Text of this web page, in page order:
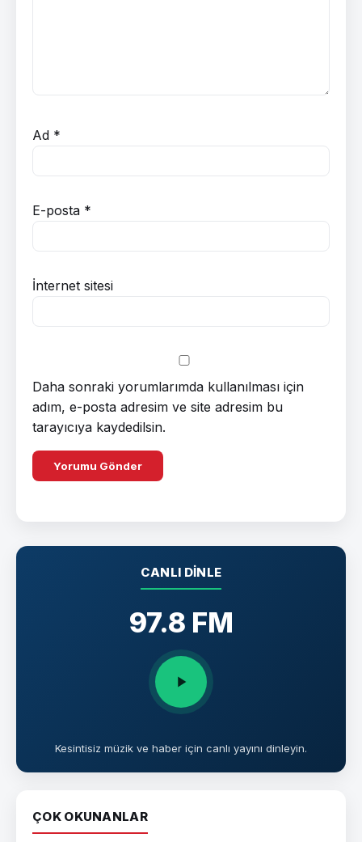
Ad *
E-posta *
İnternet sitesi
Daha sonraki yorumlarımda kullanılması için
adım, e-posta adresim ve site adresim bu
tarayıcıya kaydedilsin.
CANLI DINLE
97.8 FM
Kesintisiz müzik ve haber için canlı yayını dinleyin.
ÇOK OKUNANLAR